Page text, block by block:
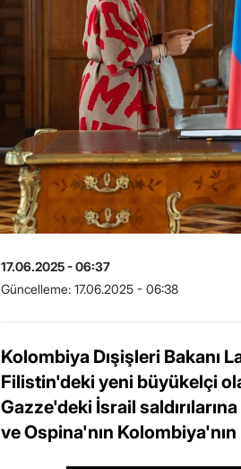
17.06.2025 - 06:37
Güncelleme: 17.06.2025 - 06:38
Kolombiya Dışişleri Bakanı
Filistin'deki yeni büyükelçi
Gazze'deki İsrail
ve Ospina'nın